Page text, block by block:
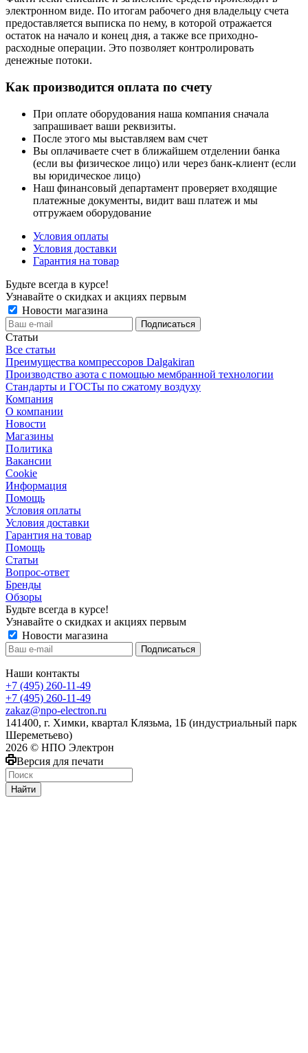
электронном виде. По итогам рабочего дня владельцу счета
предоставляется выписка по нему, в которой отражается
остаток на начало и конец дня, а также все приходно-
расходные операции. Это позволяет контролировать
денежные потоки.
Как производится оплата по счету
При оплате оборудования наша компания сначала
запрашивает ваши реквизиты.
После этого мы выставляем вам счет
Вы оплачиваете счет в ближайшем отделении банка
(если вы физическое лицо) или через банк-клиент (если
вы юридическое лицо)
Наш финансовый департамент проверяет входящие
платежные документы, видит ваш платеж и мы
отгружаем оборудование
Условия оплаты
Условия доставки
Гарантия на товар
Будьте всегда в курсе!
Узнавайте о скидках и акциях первым
Новости магазина
Статьи
Все статьи
Преимущества компрессоров Dalgakiran
Производство азота с помощью мембранной технологии
Стандарты и ГОСТы по сжатому воздуху
Компания
О компании
Новости
Магазины
Политика
Вакансии
Сookie
Информация
Помощь
Условия оплаты
Условия доставки
Гарантия на товар
Помощь
Статьи
Вопрос-ответ
Бренды
Обзоры
Будьте всегда в курсе!
Узнавайте о скидках и акциях первым
Новости магазина
Наши контакты
+7 (495) 260-11-49
+7 (495) 260-11-49
zakaz@npo-electron.ru
141400, г. Химки, квартал Клязьма, 1Б (индустриальный парк
Шереметьево)
2026 © НПО Электрон
Версия для печати
Найти